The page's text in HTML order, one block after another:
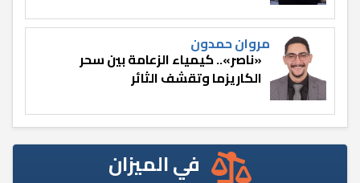
مروان حمدون
«ناصر».. كيمياء الزعامة بين سحر
الكاريزما وتقشف الثائر
في الميزان